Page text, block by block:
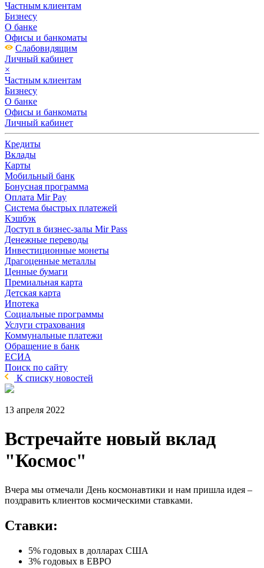
Частным клиентам
Бизнесу
О банке
Офисы и банкоматы
Слабовидящим
Личный кабинет
×
Частным клиентам
Бизнесу
О банке
Офисы и банкоматы
Личный кабинет
Кредиты
Вклады
Карты
Мобильный банк
Бонусная программа
Оплата Mir Pay
Система быстрых платежей
Кэшбэк
Доступ в бизнес-залы Mir Pass
Денежные переводы
Инвестиционные монеты
Драгоценные металлы
Ценные бумаги
Премиальная карта
Детская карта
Ипотека
Социальные программы
Услуги страхования
Коммунальные платежи
Обращение в банк
ЕСИА
Поиск по сайту
К списку новостей
13 апреля 2022
Встречайте новый вклад
"Космос"
Вчера мы отмечали День космонавтики и нам пришла идея –
поздравить клиентов космическими ставками.
Ставки:
5% годовых в долларах США
3% годовых в ЕВРО